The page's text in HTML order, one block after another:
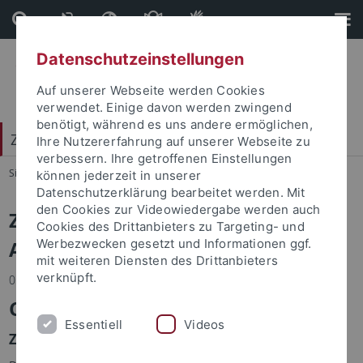
Direkt
zum
Inhalt
Direkt
zur
Fußleiste
Zentrum für Datenverarbeitung (ZDV)
Sie sind hier: Startseite ... Zentrum für Datenverarbeitung
Zentrum für Datenverarbeitung -
Archiv
05.07.2022
Client Management
Zusätzliches Rechnermodell
Datenschutzeinstellungen
Auf unserer Webseite werden Cookies
verwendet. Einige davon werden zwingend
benötigt, während es uns andere ermöglichen,
Ihre Nutzererfahrung auf unserer Webseite zu
verbessern. Ihre getroffenen Einstellungen
können jederzeit in unserer
Datenschutzerklärung bearbeitet werden. Mit
den Cookies zur Videowiedergabe werden auch
Cookies des Drittanbieters zu Targeting- und
Werbezwecken gesetzt und Informationen ggf.
mit weiteren Diensten des Drittanbieters
verknüpft.
Essentiell Videos